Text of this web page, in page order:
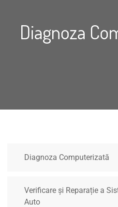
Diagnoza
Diagnoza Computerizată
Verificare și Reparație a
Auto